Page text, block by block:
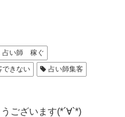
占い師 稼ぐ
きない
占い師集客
ございます(*´∀`*)